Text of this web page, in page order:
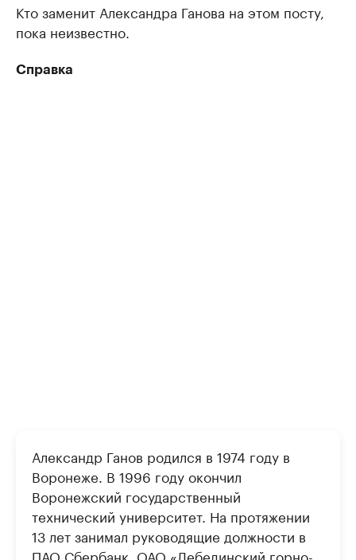
Кто заменит Александра Ганова на этом посту,
пока неизвестно.
Справка
Александр Ганов родился в 1974 году в
Воронеже. В 1996 году окончил
Воронежский государственный
технический университет. На протяжении
13 лет занимал руководящие должности в
ПАО Сбербанк, ОАО «Лебединский горно-